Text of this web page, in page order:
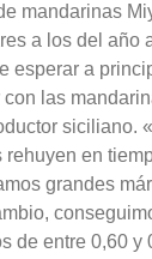
mandarinas
a los del año
esperar a
con las
siciliano.
rehuyen en
grandes
de entre 0,60 y